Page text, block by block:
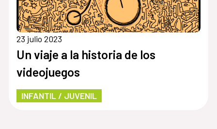
23 julio 2023
Un viaje a la historia de los
videojuegos
INFANTIL / JUVENIL